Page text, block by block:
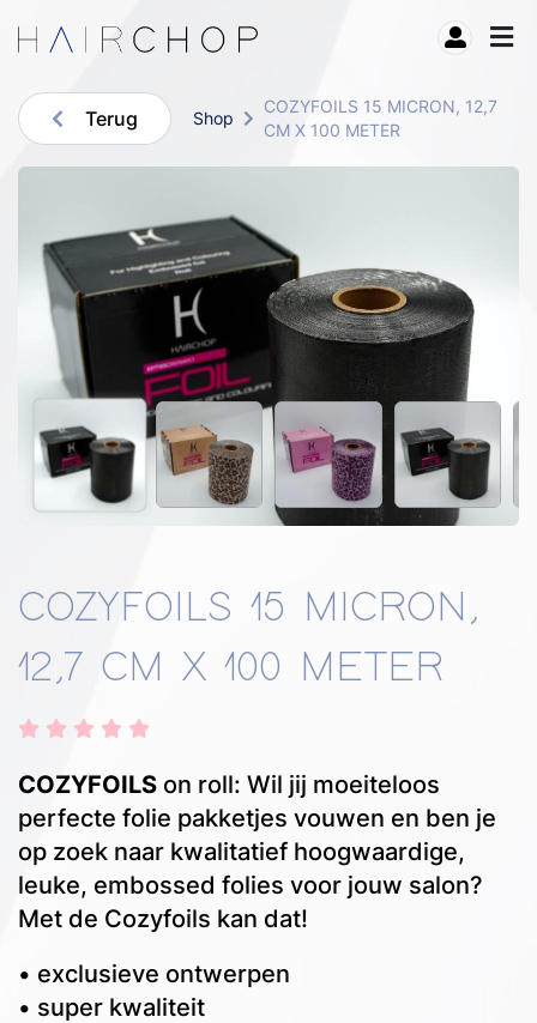
Terug Shop
COZYFOILS 15 MICRON, 12,7
CM X 100 METER
COZYFOILS 15 MICRON,
12,7 CM X 100 METER
COZYFOILS on roll: Wil jij moeiteloos
perfecte folie pakketjes vouwen en ben je
op zoek naar kwalitatief hoogwaardige,
leuke, embossed folies voor jouw salon?
Met de Cozyfoils kan dat!
• exclusieve ontwerpen
• super kwaliteit